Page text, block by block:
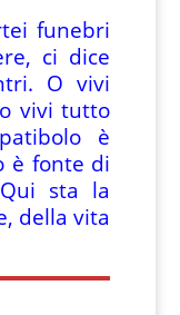
funebri
ci dice
O vivi
vivi tutto
è
è fonte di
sta la
della vita